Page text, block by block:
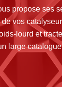
propose ses
vos
lourd et
large